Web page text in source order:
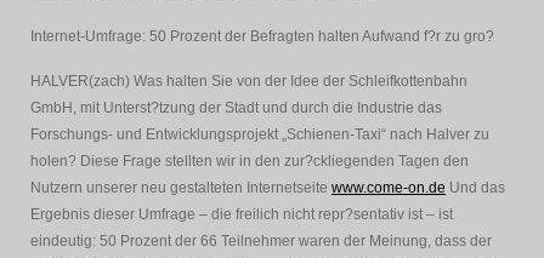
Internet-Umfrage: 50 Prozent der Befragten halten Aufwand f?r zu gro?
HALVER(zach) Was halten Sie von der Idee der Schleifkottenbahn
GmbH, mit Unterst?tzung der Stadt und durch die Industrie das
Forschungs- und Entwicklungsprojekt „Schienen-Taxi“ nach Halver zu
holen? Diese Frage stellten wir in den zur?ckliegenden Tagen den
Nutzern unserer neu gestalteten Internetseite www.come-on.de Und das
Ergebnis dieser Umfrage – die freilich nicht repr?sentativ ist – ist
eindeutig: 50 Prozent der 66 Teilnehmer waren der Meinung, dass der